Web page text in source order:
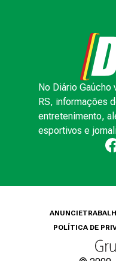
No Diário
RS, informações
entretenimento,
esportivos e
ANUNCIE
POLÍTICA DE